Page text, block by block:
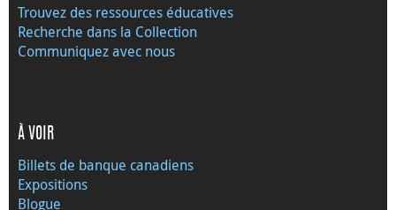
Trouvez des ressources éducatives
Recherche dans la Collection
Communiquez avec nous
À VOIR
Billets de banque canadiens
Expositions
Blogue